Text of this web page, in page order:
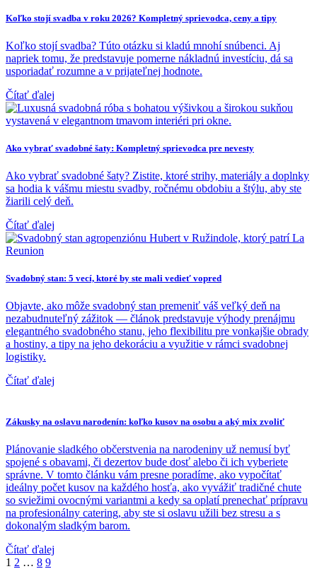
Koľko stojí svadba v roku 2026? Kompletný sprievodca, ceny a tipy
Koľko stojí svadba? Túto otázku si kladú mnohí snúbenci. Aj
napriek tomu, že predstavuje pomerne nákladnú investíciu, dá sa
usporiadať rozumne a v prijateľnej hodnote.
Čítať ďalej
Ako vybrať svadobné šaty: Kompletný sprievodca pre nevesty
Ako vybrať svadobné šaty? Zistite, ktoré strihy, materiály a doplnky
sa hodia k vášmu miestu svadby, ročnému obdobiu a štýlu, aby ste
žiarili celý deň.
Čítať ďalej
Svadobný stan: 5 vecí, ktoré by ste mali vedieť vopred
Objavte, ako môže svadobný stan premeniť váš veľký deň na
nezabudnuteľný zážitok — článok predstavuje výhody prenájmu
elegantného svadobného stanu, jeho flexibilitu pre vonkajšie obrady
a hostiny, a tipy na jeho dekoráciu a využitie v rámci svadobnej
logistiky.
Čítať ďalej
Zákusky na oslavu narodenín: koľko kusov na osobu a aký mix zvoliť
Plánovanie sladkého občerstvenia na narodeniny už nemusí byť
spojené s obavami, či dezertov bude dosť alebo či ich vyberiete
správne. V tomto článku vám presne poradíme, ako vypočítať
ideálny počet kusov na každého hosťa, ako vyvážiť tradičné chute
so sviežimi ovocnými variantmi a kedy sa oplatí prenechať prípravu
na profesionálny catering, aby ste si oslavu užili bez stresu a s
dokonalým sladkým barom.
Čítať ďalej
1 2 … 8 9